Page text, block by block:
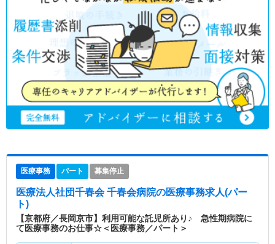
医療事務 パート 募集停止
医療法人社団千春会 千春会病院の医療事務求人(パー
ト)
【京都府／長岡京市】利用可能な託児所あり♪ 急性期病院に
て医療事務のお仕事☆＜医療事務／パート＞